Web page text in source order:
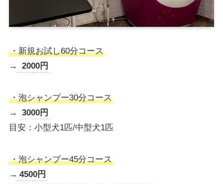
・新規お試し60分コース
→
2000円
・泡シャンプー30分コース
→
3000円
目安：小型犬1匹/中型犬1匹
・泡シャンプー45分コース
→ 4500円